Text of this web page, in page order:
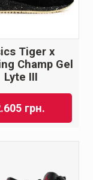
Tiger x
Champ Gel
Lyte III
грн.